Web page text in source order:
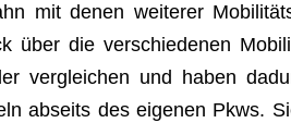
mit denen wei­te­rer
über die ver­schie­de­nen
ver­glei­chen und haben
abseits des eige­nen Pkws.